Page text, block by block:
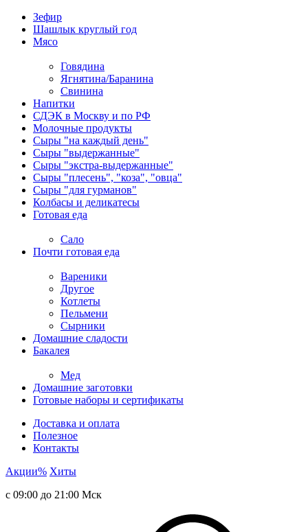
Зефир
Шашлык круглый год
Мясо
Говядина
Ягнятина/Баранина
Свинина
Напитки
СДЭК в Москву и по РФ
Молочные продукты
Сыры "на каждый день"
Сыры "выдержанные"
Сыры "экстра-выдержанные"
Сыры "плесень", "коза", "овца"
Сыры "для гурманов"
Колбасы и деликатесы
Готовая еда
Сало
Почти готовая еда
Вареники
Другое
Котлеты
Пельмени
Сырники
Домашние сладости
Бакалея
Мед
Домашние заготовки
Готовые наборы и сертификаты
Доставка и оплата
Полезное
Контакты
Акции% Хиты
с 09:00 до 21:00 Мск